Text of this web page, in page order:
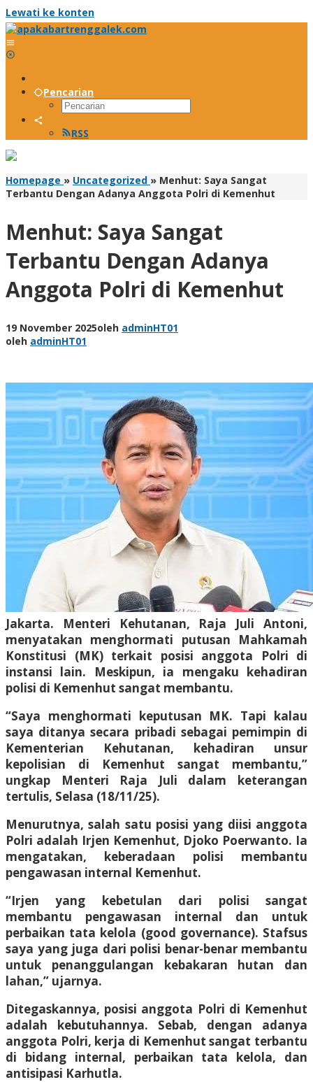
Lewati ke konten
Pencarian
RSS
Homepage » Uncategorized » Menhut: Saya Sangat
Terbantu Dengan Adanya Anggota Polri di Kemenhut
Menhut: Saya Sangat
Terbantu Dengan Adanya
Anggota Polri di Kemenhut
19 November 2025oleh adminHT01
oleh adminHT01
Jakarta. Menteri Kehutanan, Raja Juli Antoni,
menyatakan menghormati putusan Mahkamah
Konstitusi (MK) terkait posisi anggota Polri di
instansi lain. Meskipun, ia mengaku kehadiran
polisi di Kemenhut sangat membantu.
“Saya menghormati keputusan MK. Tapi kalau
saya ditanya secara pribadi sebagai pemimpin di
Kementerian Kehutanan, kehadiran unsur
kepolisian di Kemenhut sangat membantu,”
ungkap Menteri Raja Juli dalam keterangan
tertulis, Selasa (18/11/25).
Menurutnya, salah satu posisi yang diisi anggota
Polri adalah Irjen Kemenhut, Djoko Poerwanto. Ia
mengatakan, keberadaan polisi membantu
pengawasan internal Kemenhut.
“Irjen yang kebetulan dari polisi sangat
membantu pengawasan internal dan untuk
perbaikan tata kelola (good governance). Stafsus
saya yang juga dari polisi benar-benar membantu
untuk penanggulangan kebakaran hutan dan
lahan,” ujarnya.
Ditegaskannya, posisi anggota Polri di Kemenhut
adalah kebutuhannya. Sebab, dengan adanya
anggota Polri, kerja di Kemenhut sangat terbantu
di bidang internal, perbaikan tata kelola, dan
antisipasi Karhutla.